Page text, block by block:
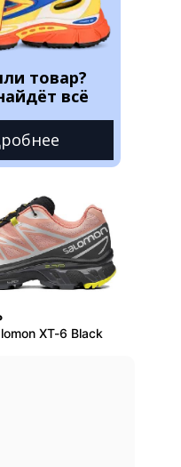
товар?
всё
XT-6 Black